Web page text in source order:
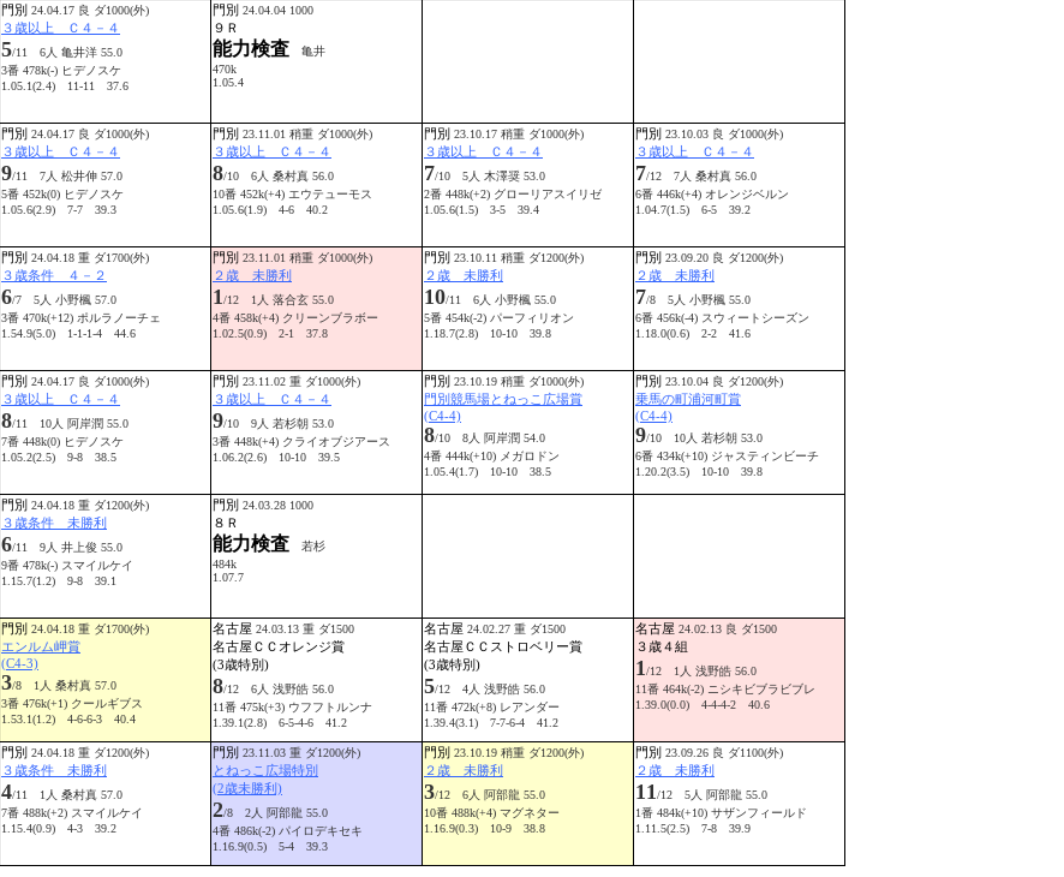
門別 24.04.17 良 ダ1000(外)
３歳以上 Ｃ４－４
5/11 6人 亀井洋 55.0
3番 478k(-) ヒデノスケ
1.05.1(2.4) 11-11 37.6
門別 24.04.04 1000
９Ｒ
能力検査 亀井
470k
1.05.4
門別 24.04.17 良 ダ1000(外)
３歳以上 Ｃ４－４
9/11 7人 松井伸 57.0
5番 452k(0) ヒデノスケ
1.05.6(2.9) 7-7 39.3
門別 23.11.01 稍重 ダ1000(外)
３歳以上 Ｃ４－４
8/10 6人 桑村真 56.0
10番 452k(+4) エウテューモス
1.05.6(1.9) 4-6 40.2
門別 23.10.17 稍重 ダ1000(外)
３歳以上 Ｃ４－４
7/10 5人 木澤奨 53.0
2番 448k(+2) グローリアスイリゼ
1.05.6(1.5) 3-5 39.4
門別 23.10.03 良 ダ1000(外)
３歳以上 Ｃ４－４
7/12 7人 桑村真 56.0
6番 446k(+4) オレンジベルン
1.04.7(1.5) 6-5 39.2
門別 24.04.18 重 ダ1700(外)
３歳条件 ４－２
6/7 5人 小野楓 57.0
3番 470k(+12) ポルラノーチェ
1.54.9(5.0) 1-1-1-4 44.6
門別 23.11.01 稍重 ダ1000(外)
２歳 未勝利
1/12 1人 落合玄 55.0
4番 458k(+4) クリーンブラボー
1.02.5(0.9) 2-1 37.8
門別 23.10.11 稍重 ダ1200(外)
２歳 未勝利
10/11 6人 小野楓 55.0
5番 454k(-2) パーフィリオン
1.18.7(2.8) 10-10 39.8
門別 23.09.20 良 ダ1200(外)
２歳 未勝利
7/8 5人 小野楓 55.0
6番 456k(-4) スウィートシーズン
1.18.0(0.6) 2-2 41.6
門別 24.04.17 良 ダ1000(外)
３歳以上 Ｃ４－４
8/11 10人 阿岸潤 55.0
7番 448k(0) ヒデノスケ
1.05.2(2.5) 9-8 38.5
門別 23.11.02 重 ダ1000(外)
３歳以上 Ｃ４－４
9/10 9人 若杉朝 53.0
3番 448k(+4) クライオブジアース
1.06.2(2.6) 10-10 39.5
門別 23.10.19 稍重 ダ1000(外)
門別競馬場とねっこ広場賞
(C4-4)
8/10 8人 阿岸潤 54.0
4番 444k(+10) メガロドン
1.05.4(1.7) 10-10 38.5
門別 23.10.04 良 ダ1200(外)
乗馬の町浦河町賞
(C4-4)
9/10 10人 若杉朝 53.0
6番 434k(+10) ジャスティンビーチ
1.20.2(3.5) 10-10 39.8
門別 24.04.18 重 ダ1200(外)
３歳条件 未勝利
6/11 9人 井上俊 55.0
9番 478k(-) スマイルケイ
1.15.7(1.2) 9-8 39.1
門別 24.03.28 1000
８Ｒ
能力検査 若杉
484k
1.07.7
門別 24.04.18 重 ダ1700(外)
エンルム岬賞
(C4-3)
3/8 1人 桑村真 57.0
3番 476k(+1) クールギブス
1.53.1(1.2) 4-6-6-3 40.4
名古屋 24.03.13 重 ダ1500
名古屋ＣＣオレンジ賞
(3歳特別)
8/12 6人 浅野皓 56.0
11番 475k(+3) ウフフトルンナ
1.39.1(2.8) 6-5-4-6 41.2
名古屋 24.02.27 重 ダ1500
名古屋ＣＣストロベリー賞
(3歳特別)
5/12 4人 浅野皓 56.0
11番 472k(+8) レアンダー
1.39.4(3.1) 7-7-6-4 41.2
名古屋 24.02.13 良 ダ1500
３歳４組
1/12 1人 浅野皓 56.0
11番 464k(-2) ニシキビブラビブレ
1.39.0(0.0) 4-4-4-2 40.6
門別 24.04.18 重 ダ1200(外)
３歳条件 未勝利
4/11 1人 桑村真 57.0
7番 488k(+2) スマイルケイ
1.15.4(0.9) 4-3 39.2
門別 23.11.03 重 ダ1200(外)
とねっこ広場特別
(2歳未勝利)
2/8 2人 阿部龍 55.0
4番 486k(-2) パイロデキセキ
1.16.9(0.5) 5-4 39.3
門別 23.10.19 稍重 ダ1200(外)
２歳 未勝利
3/12 6人 阿部龍 55.0
10番 488k(+4) マグネター
1.16.9(0.3) 10-9 38.8
門別 23.09.26 良 ダ1100(外)
２歳 未勝利
11/12 5人 阿部龍 55.0
1番 484k(+10) サザンフィールド
1.11.5(2.5) 7-8 39.9